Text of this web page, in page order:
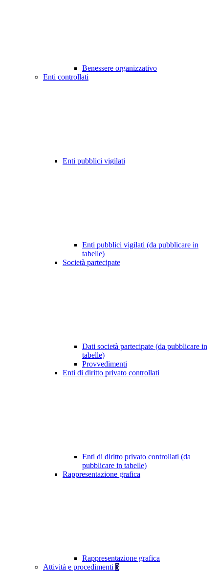
Benessere organizzativo
Enti controllati
Enti pubblici vigilati
Enti pubblici vigilati (da pubblicare in
tabelle)
Società partecipate
Dati società partecipate (da pubblicare in
tabelle)
Provvedimenti
Enti di diritto privato controllati
Enti di diritto privato controllati (da
pubblicare in tabelle)
Rappresentazione grafica
Rappresentazione grafica
Attività e procedimenti 3